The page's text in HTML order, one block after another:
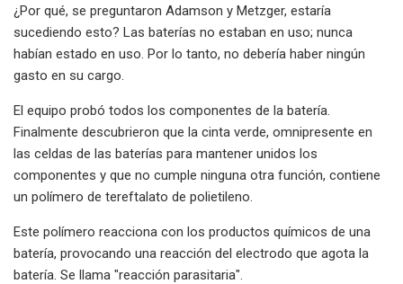
¿Por qué, se preguntaron Adamson y Metzger, estaría
sucediendo esto? Las baterías no estaban en uso; nunca
habían estado en uso. Por lo tanto, no debería haber ningún
gasto en su cargo.
El equipo probó todos los componentes de la batería.
Finalmente descubrieron que la cinta verde, omnipresente en
las celdas de las baterías para mantener unidos los
componentes y que no cumple ninguna otra función, contiene
un polímero de tereftalato de polietileno.
Este polímero reacciona con los productos químicos de una
batería, provocando una reacción del electrodo que agota la
batería. Se llama "reacción parasitaria".